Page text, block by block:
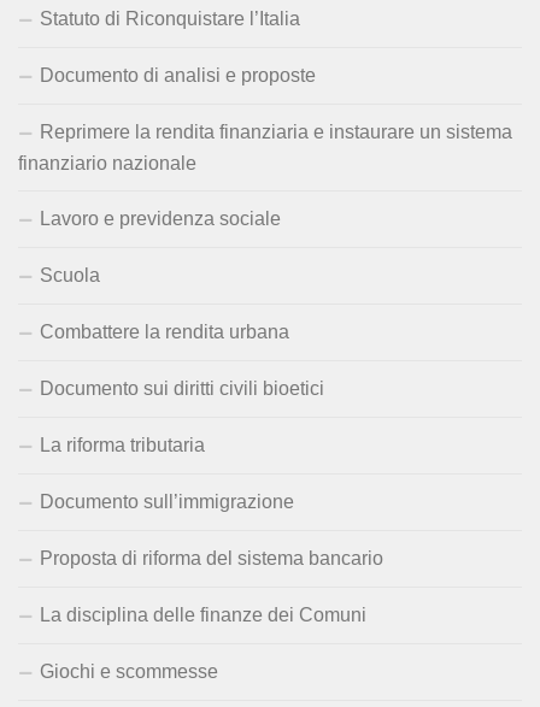
Statuto di Riconquistare l’Italia
Documento di analisi e proposte
Reprimere la rendita finanziaria e instaurare un sistema
finanziario nazionale
Lavoro e previdenza sociale
Scuola
Combattere la rendita urbana
Documento sui diritti civili bioetici
La riforma tributaria
Documento sull’immigrazione
Proposta di riforma del sistema bancario
La disciplina delle finanze dei Comuni
Giochi e scommesse